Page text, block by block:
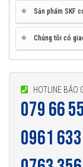
★ Sản phẩm SKF
★ Chúng tôi có
HOTLINE BÁO
079 66
0961